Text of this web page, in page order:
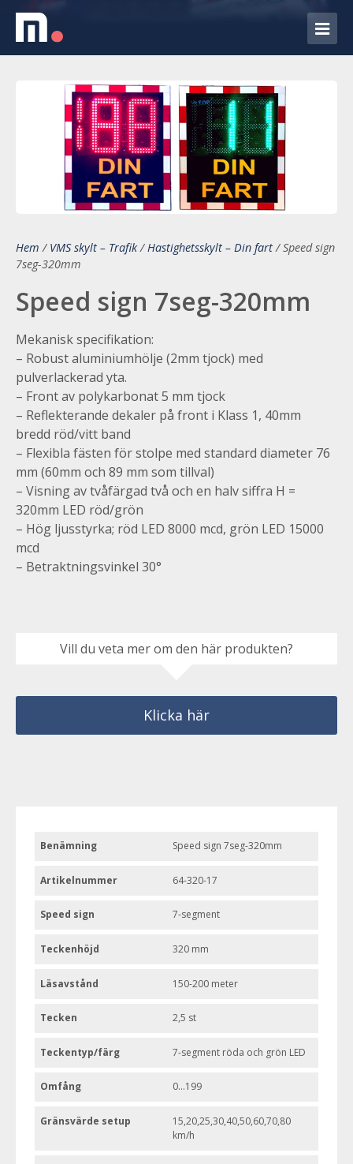
Hem / VMS skylt – Trafik/ Hastighetsskylt – Din fart /Speed sign
7seg-320mm
Speed sign 7seg-320mm
Mekanisk specifikation:
– Robust aluminiumhölje (2mm tjock) med
pulverlackerad yta.
– Front av polykarbonat 5 mm tjock
– Reflekterande dekaler på front i Klass 1, 40mm
bredd röd/vitt band
– Flexibla fästen för stolpe med standard diameter 76
mm (60mm och 89 mm som tillval)
– Visning av tvåfärgad två och en halv siffra H =
320mm LED röd/grön
– Hög ljusstyrka; röd LED 8000 mcd, grön LED 15000
mcd
– Betraktningsvinkel 30°
Vill du veta mer om den här produkten?
Klicka här
Benämning Speed sign 7seg-320mm
Artikelnummer 64-320-17
Speed sign 7-segment
Teckenhöjd 320 mm
Läsavstånd 150-200 meter
Tecken 2,5 st
Teckentyp/färg 7-segment röda och grön LED
Omfång 0...199
Gränsvärde setup
15,20,25,30,40,50,60,70,80
km/h